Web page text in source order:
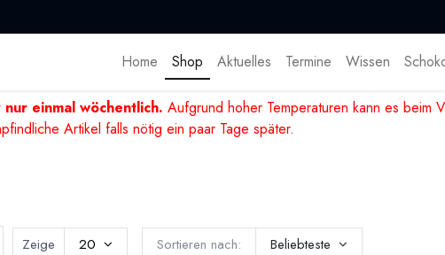
Home Shop Aktuelles Termine Wissen
einmal wöchentlich. Aufgrund hoher Temperaturen kann es beim
Artikel falls nötig ein paar Tage später.
Sortieren nach: Beliebteste
Zeige 20